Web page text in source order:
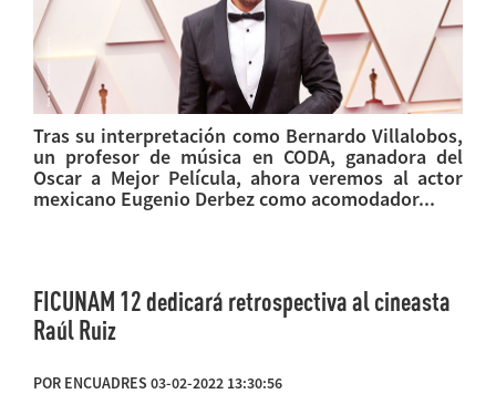
Tras su interpretación como Bernardo Villalobos,
un profesor de música en CODA, ganadora del
Oscar a Mejor Película, ahora veremos al actor
mexicano Eugenio Derbez como acomodador...
FICUNAM 12 dedicará retrospectiva al cineasta
Raúl Ruiz
POR ENCUADRES 03-02-2022 13:30:56